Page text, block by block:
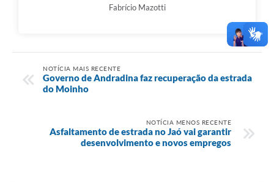
Fabrício Mazotti
NOTÍCIA MAIS RECENTE
Governo de Andradina faz recuperação da estrada
do Moinho
NOTÍCIA MENOS RECENTE
Asfaltamento de estrada no Jaó vai garantir
desenvolvimento e novos empregos